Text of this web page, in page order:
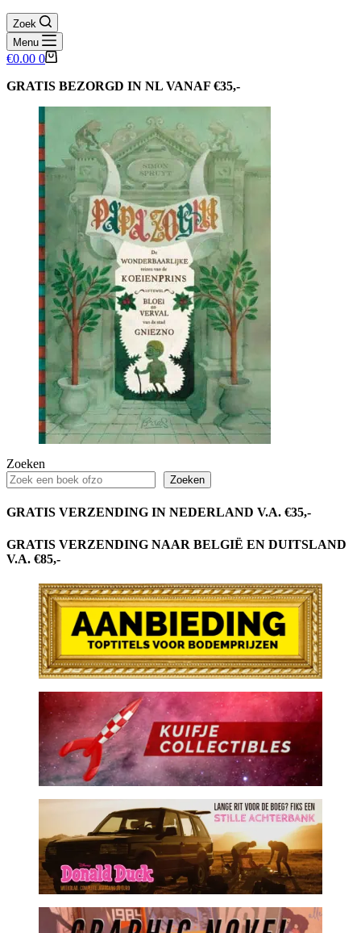
Zoek
Menu
Winkelwagen
€0.00 0
GRATIS BEZORGD IN NL VANAF €35,-
Zoeken
Zoeken
GRATIS VERZENDING IN NEDERLAND V.A. €35,-
GRATIS VERZENDING NAAR BELGIË EN DUITSLAND
V.A. €85,-